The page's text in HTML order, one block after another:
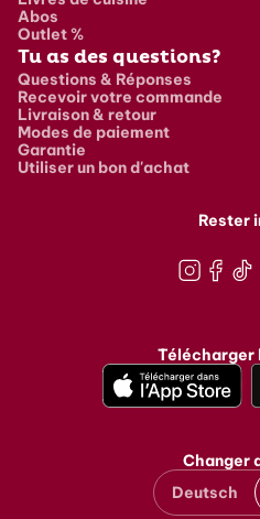
Abos
Outlet %
Tu as des questions?
Questions & Réponses
Recevoir votre commande
Livraison & retour
Modes de paiement
Garantie
Utiliser un bon d'achat
Rester
Télécharger
Changer
Deutsch